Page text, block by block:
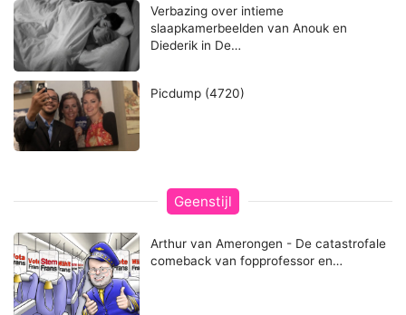
Verbazing over intieme
slaapkamerbeelden van Anouk en
Diederik in De…
Picdump (4720)
Geenstijl
Arthur van Amerongen - De catastrofale
comeback van fopprofessor en…